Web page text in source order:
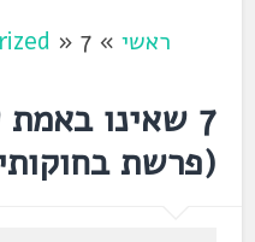
ראשי»
»
7 שאינו
(פרשת